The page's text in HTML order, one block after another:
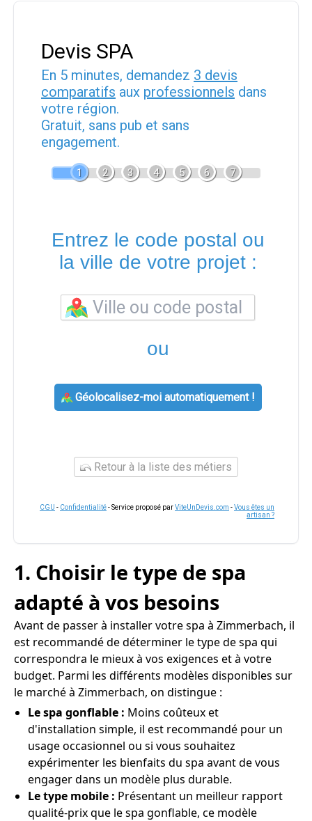
Devis SPA
En 5 minutes, demandez 3 devis
comparatifs aux professionnels dans
votre région.
Gratuit, sans pub et sans
engagement.
1 2 3 4 5 6 7
Entrez le code postal ou
la ville de votre projet :
ou
Géolocalisez-moi automatiquement !
Retour à la liste des métiers
CGU - Confidentialité- Service proposé parViteUnDevis.com -Vous êtes un
artisan ?
1. Choisir le type de spa
adapté à vos besoins
Avant de passer à installer votre spa à Zimmerbach, il
est recommandé de déterminer le type de spa qui
correspondra le mieux à vos exigences et à votre
budget. Parmi les différents modèles disponibles sur
le marché à Zimmerbach, on distingue :
Le spa gonflable : Moins coûteux et
d'installation simple, il est recommandé pour un
usage occasionnel ou si vous souhaitez
expérimenter les bienfaits du spa avant de vous
engager dans un modèle plus durable.
Le type mobile : Présentant un meilleur rapport
qualité-prix que le spa gonflable, ce modèle